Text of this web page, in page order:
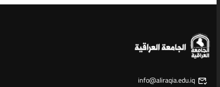
info@aliraqia.edu.iq